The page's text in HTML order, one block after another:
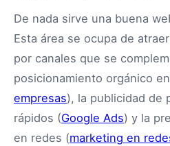
De nada sirve una buena
Esta área se ocupa de
por canales que se
posicionamiento orgánico
empresas), la publicidad de
rápidos (Google Ads) y la
en redes (marketing en